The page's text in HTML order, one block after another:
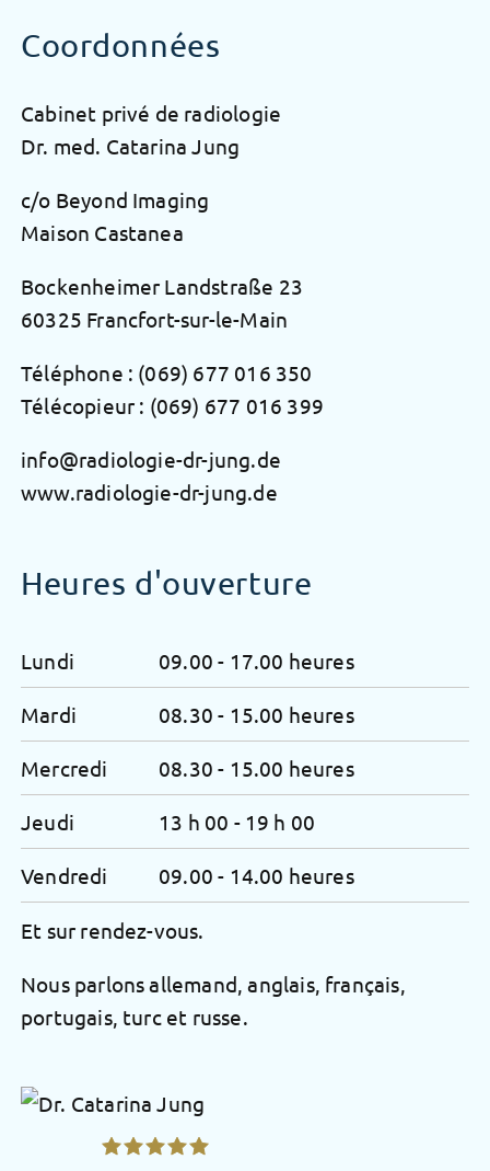
Coordonnées
Cabinet privé de radiologie
Dr. med. Catarina Jung
c/o Beyond Imaging
Maison Castanea
Bockenheimer Landstraße 23
60325 Francfort-sur-le-Main
Téléphone : (069) 677 016 350
Télécopieur : (069) 677 016 399
info@radiologie-dr-jung.de
www.radiologie-dr-jung.de
Heures d'ouverture
Lundi 09.00 - 17.00 heures
Mardi 08.30 - 15.00 heures
Mercredi 08.30 - 15.00 heures
Jeudi 13 h 00 - 19 h 00
Vendredi 09.00 - 14.00 heures
Et sur rendez-vous.
Nous parlons allemand, anglais, français,
portugais, turc et russe.